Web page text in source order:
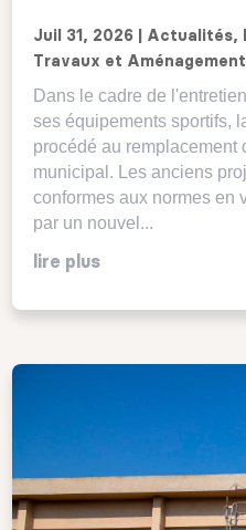
Juil 31, 2026 Actualités,
Travaux et
Dans le cadre de
ses équipements sportifs,
procédé au remplacement
municipal. Les anciens
conformes aux normes en
par un nouvel...
lire plus